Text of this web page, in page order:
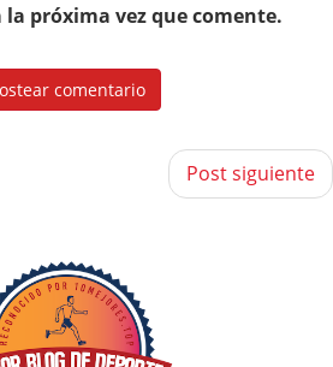
próxima vez que comente.
Post siguiente